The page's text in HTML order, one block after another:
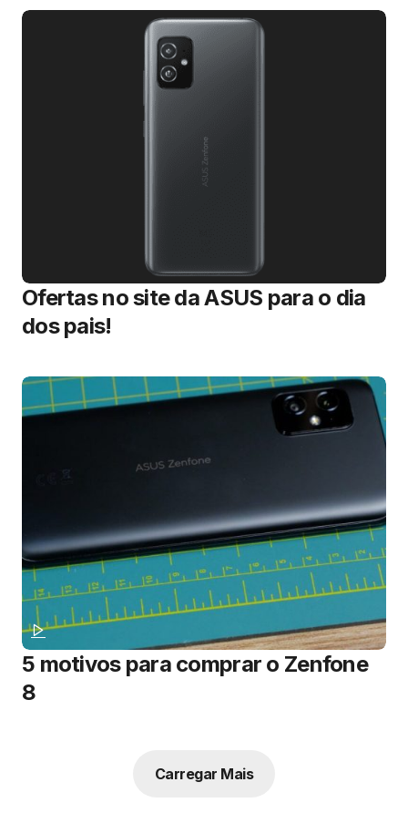
Ofertas no site da ASUS para o dia
dos pais!
5 motivos para comprar o Zenfone
8
Carregar Mais